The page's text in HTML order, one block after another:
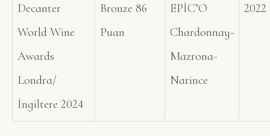
Decanter
World Wine
Awards
Londra/
İngiltere 2024
Bronze 86
Puan
EPİC’O
Chardonnay-
Mazrona-
Narince
2022